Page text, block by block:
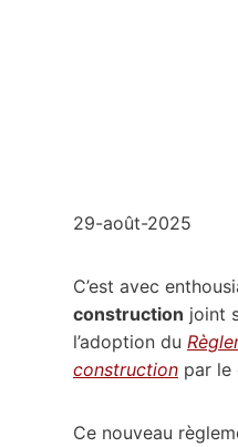
29-août-2025
C’est avec
construction joint
l’adoption du
construction par le
Ce nouveau